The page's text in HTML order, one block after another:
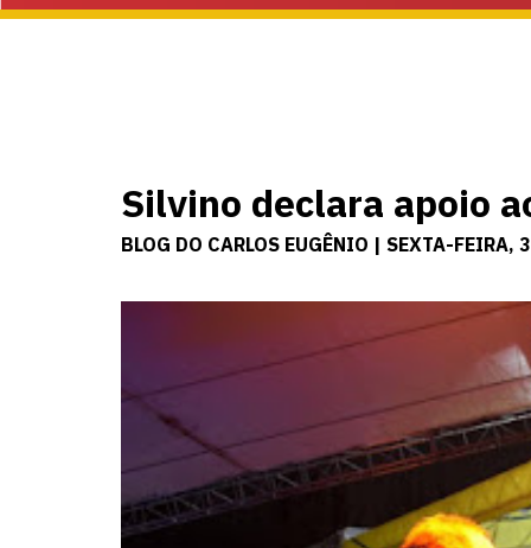
Silvino declara apoio
BLOG DO CARLOS EUGÊNIO | SEXTA-FEIRA,